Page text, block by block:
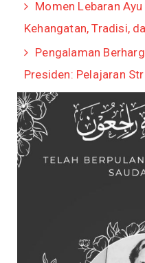
Momen Lebaran
Kehangatan, Tradisi,
Pengalaman
Presiden: Pelajaran